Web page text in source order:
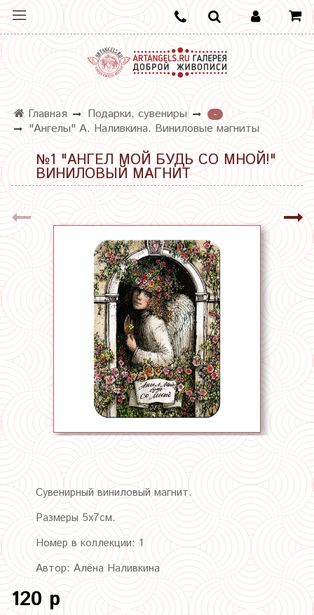
Главная Подарки, сувениры
-
"Ангелы" А. Наливкина. Виниловые магниты
№1 "АНГЕЛ МОЙ БУДЬ СО МНОЙ!"
ВИНИЛОВЫЙ МАГНИТ
Сувенирный виниловый магнит.
Размеры 5х7см.
Номер в коллекции: 1
Автор: Алёна Наливкина
120 р